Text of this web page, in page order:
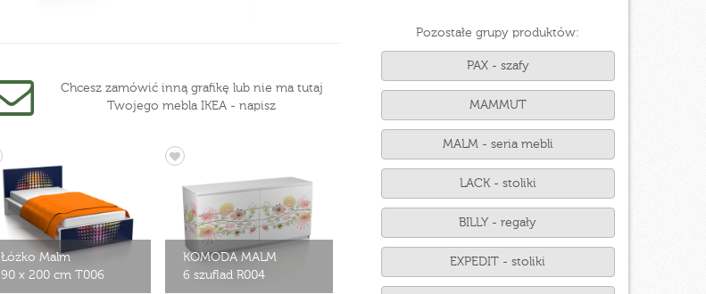
Chcesz zamówić inną grafikę lub nie ma tutaj
Twojego mebla IKEA - napisz
Łóżko Malm
90 x 200 cm T006
KOMODA MALM
6 szuflad R004
Pozostałe grupy produktów:
PAX - szafy
MAMMUT
MALM - seria mebli
LACK - stoliki
BILLY - regały
EXPEDIT - stoliki